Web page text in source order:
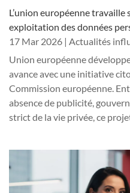
L’union européenne travaille
exploitation des données
17 Mar 2026 | Actualités
Union européenne
avance avec une initiative
Commission européenne.
absence de publicité,
strict de la vie privée, ce